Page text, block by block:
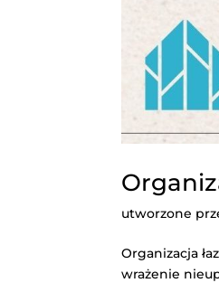
utworzone
Organizacja
wrażenie